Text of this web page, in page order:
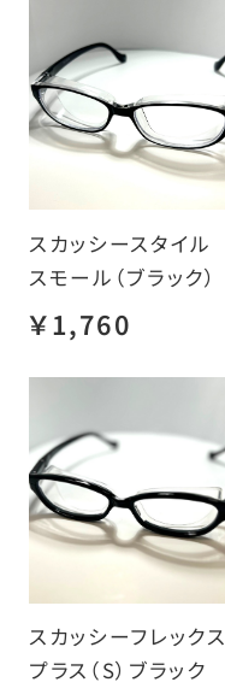
スカッシースタイル
スモール（ブラック）
￥1,760
スカッシーフレックス
プラス（S）ブラック